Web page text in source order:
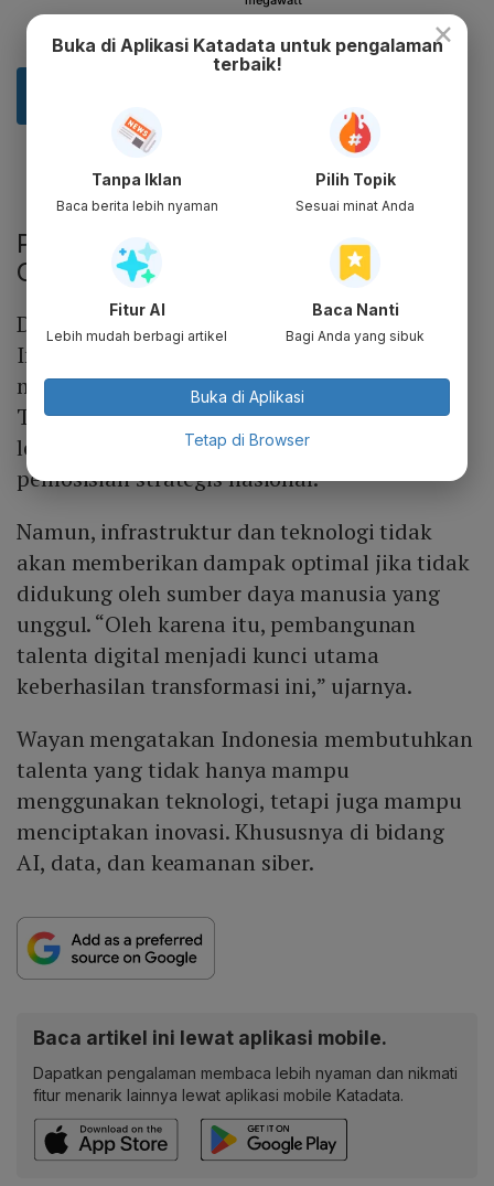
Potensi Indonesia Jadi Pusat Data
Center Regional
Di sisi lain, Wayan mengatakan saat ini
Indonesia memiliki peluang besar untuk
menjadihubpusat data di kawasan Asia
Tenggara. Ia menilai, hal ini harus didorong
lebih serius lagi sebagai bagian dari
pemosisian strategis nasional.
Namun, infrastruktur dan teknologi tidak
akan memberikan dampak optimal jika tidak
didukung oleh sumber daya manusia yang
unggul. “Oleh karena itu, pembangunan
talenta digital menjadi kunci utama
keberhasilan transformasi ini,” ujarnya.
Wayan mengatakan Indonesia membutuhkan
talenta yang tidak hanya mampu
menggunakan teknologi, tetapi juga mampu
menciptakan inovasi. Khususnya di bidang
AI, data, dan keamanan siber.
Baca artikel ini lewat aplikasi mobile.
Dapatkan pengalaman membaca lebih nyaman dan nikmati
fitur menarik lainnya lewat aplikasi mobile Katadata.
×
Buka di Aplikasi Katadata untuk pengalaman
terbaik!
Tanpa Iklan
Baca berita lebih nyaman
Pilih Topik
Sesuai minat Anda
Fitur AI
Lebih mudah berbagi artikel
Baca Nanti
Bagi Anda yang sibuk
Buka di Aplikasi
Tetap di Browser